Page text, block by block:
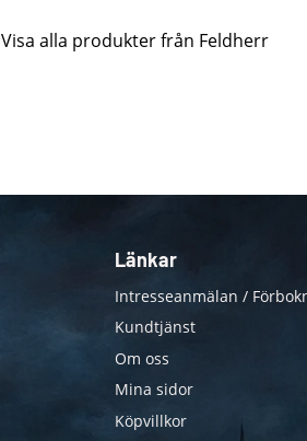
Visa alla produkter från Feldherr
Länkar
Intresseanmälan /
Kundtjänst
Om oss
Mina sidor
Köpvillkor